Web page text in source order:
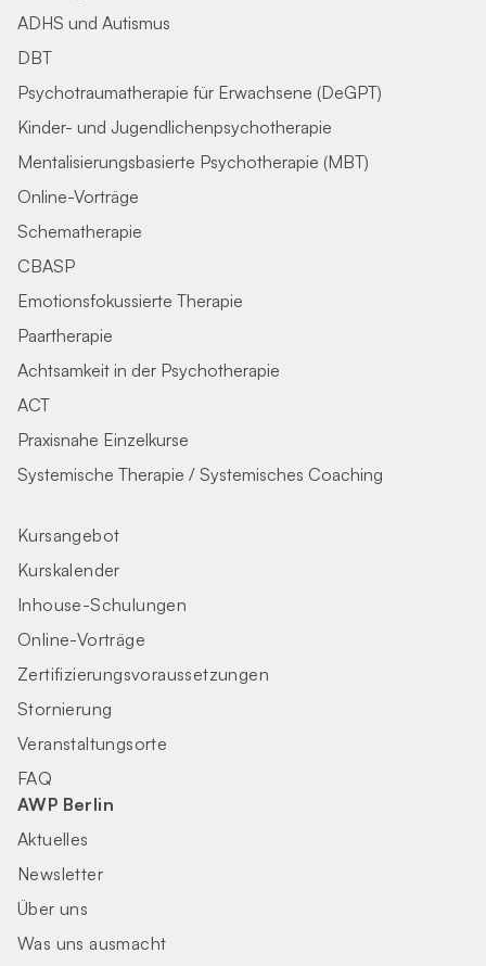
ADHS und Autismus
DBT
Psychotraumatherapie für Erwachsene (DeGPT)
Kinder- und Jugendlichenpsychotherapie
Mentalisierungsbasierte Psychotherapie (MBT)
Online-Vorträge
Schematherapie
CBASP
Emotionsfokussierte Therapie
Paartherapie
Achtsamkeit in der Psychotherapie
ACT
Praxisnahe Einzelkurse
Systemische Therapie / Systemisches Coaching
Kursangebot
Kurskalender
Inhouse-Schulungen
Online-Vorträge
Zertifizierungs­voraus­setzungen
Stornierung
Veranstaltungsorte
FAQ
AWP Berlin
Aktuelles
Newsletter
Über uns
Was uns ausmacht